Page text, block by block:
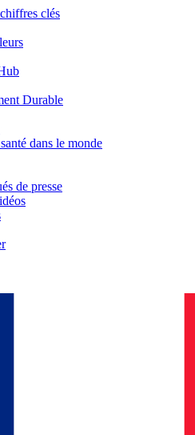
clés
Durable
dans le monde
de presse